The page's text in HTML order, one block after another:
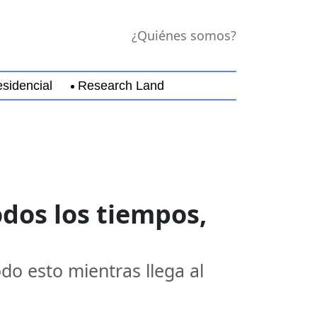
¿Quiénes somos?
Research Land
los tiempos,
esto mientras llega al